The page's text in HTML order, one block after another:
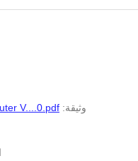
وثيقة: V....0.pdf